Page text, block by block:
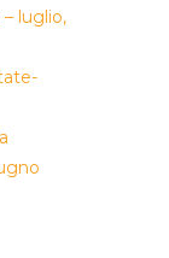
luglio,